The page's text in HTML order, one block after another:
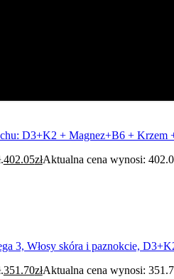
D3+K2 + Magnez+B6 +
402.05złAktualna cena wynosi:
3, Włosy skóra i paznokcie,
351.70złAktualna cena wynosi: